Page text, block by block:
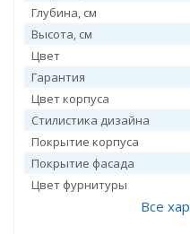
Глубина, см
Высота, см
Цвет
Гарантия
Цвет корпуса
Стилистика дизайна
Покрытие корпуса
Покрытие фасада
Цвет фурнитуры
Все